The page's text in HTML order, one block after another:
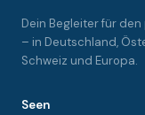
Dein Begleiter für
– in Deutschland,
Schweiz und Europa.
Seen